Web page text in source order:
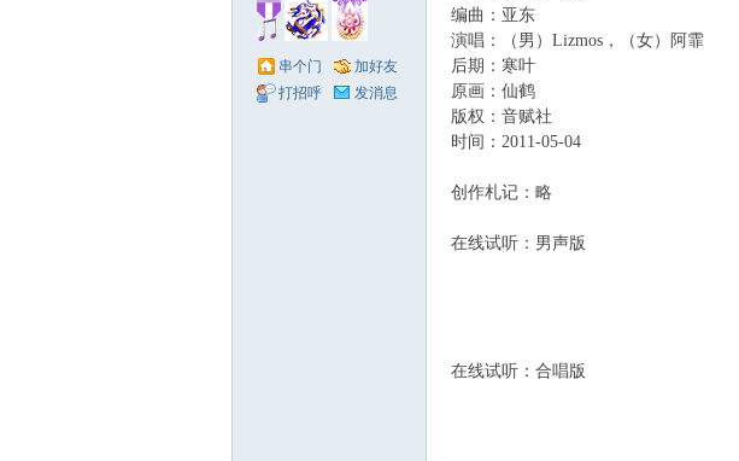
串个门
加好友
打招呼
发消息
编曲：亚东
演唱：（男）Lizmos，（女）阿霏
后期：寒叶
原画：仙鹤
版权：音赋社
时间：2011-05-04
创作札记：略
在线试听：男声版
在线试听：合唱版